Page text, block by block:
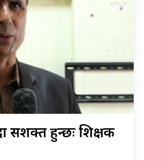
सशक्त हुन्छः शिक्षक